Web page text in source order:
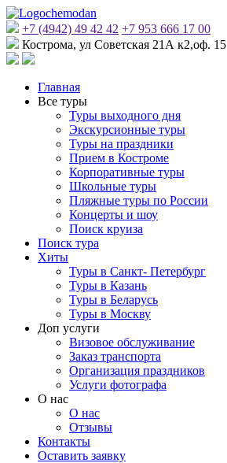
+7 (4942) 49 42 42 +7 953 666 17 00
Кострома, ул Советская 21А к2,оф. 15
Главная
Все туры
Туры выходного дня
Экскурсионные туры
Туры на праздники
Прием в Костроме
Корпоративные туры
Школьные туры
Пляжные туры по России
Концерты и шоу
Поиск круиза
Поиск тура
Хиты
Туры в Санкт- Петербург
Туры в Казань
Туры в Беларусь
Туры в Москву
Доп услуги
Визовое обслуживание
Заказ транспорта
Организация праздников
Услуги фотографа
О нас
О нас
Отзывы
Контакты
Оставить заявку